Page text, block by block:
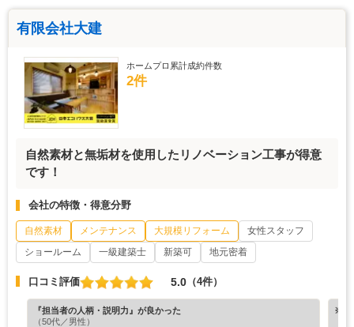
有限会社大建
ホームプロ累計成約件数
2件
自然素材と無垢材を使用したリノベーション工事が得意
です！
会社の特徴・得意分野
自然素材 メンテナンス 大規模リフォーム
女性スタッフ
ショールーム
一級建築士 新築可 地元密着
口コミ評価 5.0 （4件）
『担当者の人柄・説明力』が良かった
（50代／男性）
※ホ